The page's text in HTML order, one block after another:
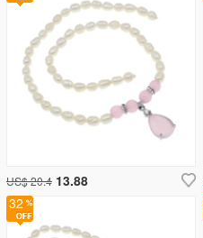
US$ 20.4 13.88
32